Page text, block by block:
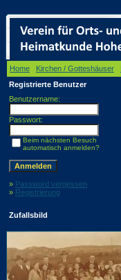
Home Kirchen / Gotteshäuser
Registrierte Benutzer
Benutzername:
Passwort:
Beim nächsten Besuch
automatisch anmelden?
» Password vergessen
» Registrierung
Zufallsbild